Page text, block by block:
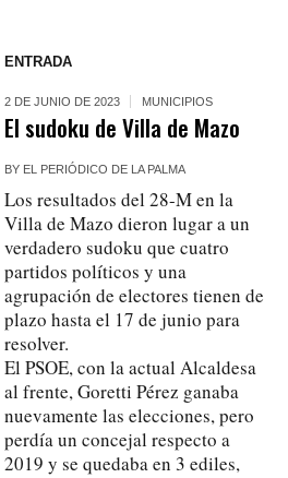
ENTRADA
2 DE JUNIO DE 2023 MUNICIPIOS
El sudoku de Villa de Mazo
BY EL PERIÓDICO DE LA PALMA
Los resultados del 28-M en la
Villa de Mazo dieron lugar a un
verdadero sudoku que cuatro
partidos políticos y una
agrupación de electores tienen de
plazo hasta el 17 de junio para
resolver.
El PSOE, con la actual Alcaldesa
al frente, Goretti Pérez ganaba
nuevamente las elecciones, pero
perdía un concejal respecto a
2019 y se quedaba en 3 ediles,